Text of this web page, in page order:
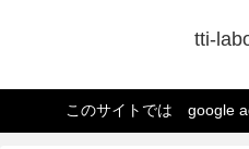
tti-
このサイトでは google